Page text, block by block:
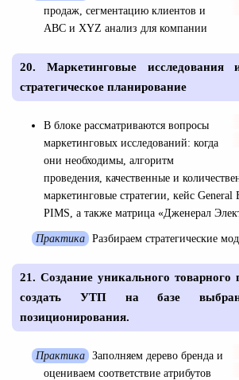
продаж, сегментацию клиентов и
ABC и XYZ анализ для компании
20. Маркетинговые исследования
стратегическое планирование
В блоке рассматриваются вопросы
маркетинговых исследований: когда
они необходимы, алгоритм
проведения, качественные и
маркетинговые стратегии, кейс
PIMS, а также матрица «Дженерал
Практика Разбираем стратегические
21. Создание уникального товарного
создать УТП на базе
позиционирования.
Практика Заполняем дерево бренда и
оцениваем соответствие атрибутов